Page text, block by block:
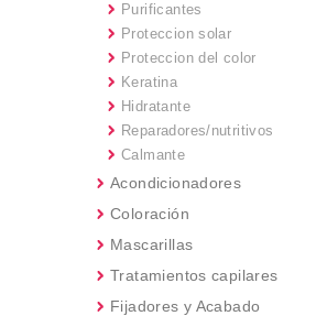
Purificantes
Proteccion solar
Proteccion del color
Keratina
Hidratante
Reparadores/nutritivos
Calmante
Acondicionadores
Coloración
Mascarillas
Tratamientos capilares
Fijadores y Acabado